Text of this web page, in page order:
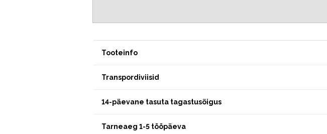
Tooteinfo
Transpordiviisid
14-päevane tasuta tagastusõigus
Tarneaeg 1-5 tööpäeva